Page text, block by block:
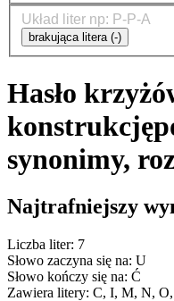
brakująca litera (-)
Hasło
konstrukcję
synonimy,
Najtrafniejszy
Liczba liter: 7
Słowo zaczyna się na: U
Słowo kończy się na: Ć
Zawiera litery: C, I, M, N,